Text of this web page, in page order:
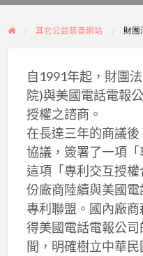
其它公益慈善網站 財團
自1991年起，財團
院)與美國電話電報
授權之諮商。
在長達三年的商議
協議，簽署了一項
這項「專利交互授
份廠商陸續與美國
專利聯盟。國內廠
得美國電話電報公
間，明確樹立中華